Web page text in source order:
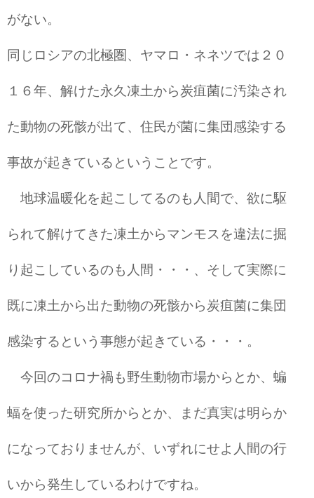
がない。
同じロシアの北極圏、ヤマロ・ネネツでは２０
１６年、解けた永久凍土から炭疽菌に汚染され
た動物の死骸が出て、住民が菌に集団感染する
事故が起きているということです。
地球温暖化を起こしてるのも人間で、欲に駆
られて解けてきた凍土からマンモスを違法に掘
り起こしているのも人間・・・、そして実際に
既に凍土から出た動物の死骸から炭疽菌に集団
感染するという事態が起きている・・・。
今回のコロナ禍も野生動物市場からとか、蝙
蝠を使った研究所からとか、まだ真実は明らか
になっておりませんが、いずれにせよ人間の行
いから発生しているわけですね。